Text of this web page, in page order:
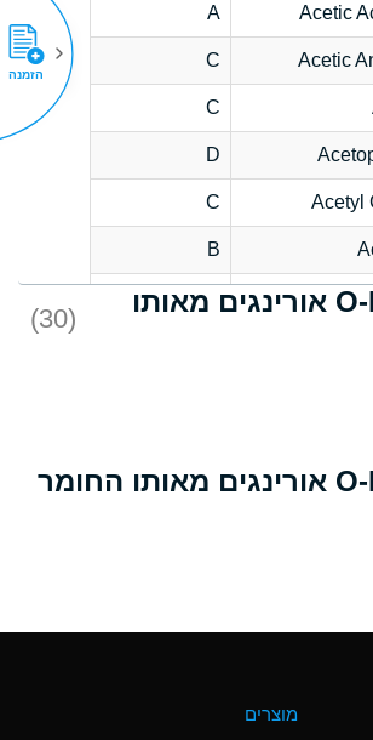
Acetic
A
Acetic
C
C
D
Acetyl
C
B
D
עוד O-Ring אורינגים מאותו
(30)
מוצרים
הזמנה